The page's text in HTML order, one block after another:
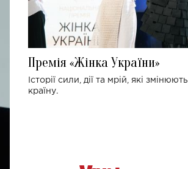
Премія «Жінка України»
Історії сили, дії та мрій, які змінюють
країну.